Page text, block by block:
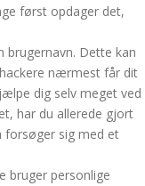
først opdager det,
brugernavn. Dette kan
nærmest får dit
dig selv meget ved
har du allerede gjort
sig med et
bruger personlige